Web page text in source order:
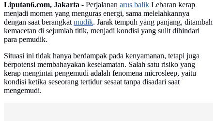
Liputan6.com, Jakarta - Perjalanan arus balik Lebaran kerap
menjadi momen yang menguras energi, sama melelahkannya
dengan saat berangkatmudik. Jarak tempuh yang panjang, ditambah
kemacetan di sejumlah titik, menjadi kondisi yang sulit dihindari
para pemudik.
Situasi ini tidak hanya berdampak pada kenyamanan, tetapi juga
berpotensi membahayakan keselamatan. Salah satu risiko yang
kerap mengintai pengemudi adalah fenomena microsleep, yaitu
kondisi ketika seseorang tertidur sesaat tanpa disadari saat
mengemudi.